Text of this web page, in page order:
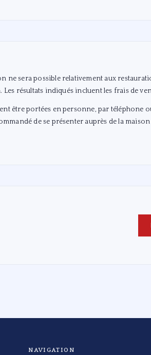
ne sera possible relativement aux
Les résultats indiqués incluent les frais de
être portées en personne, par téléphone
de se présenter auprès de la
NAVIGATION